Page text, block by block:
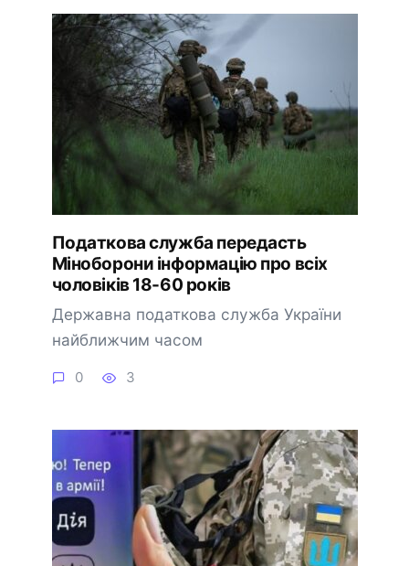
Податкова служба передасть
Міноборони інформацію про всіх
чоловіків 18-60 років
Державна податкова служба України
найближчим часом
0 3